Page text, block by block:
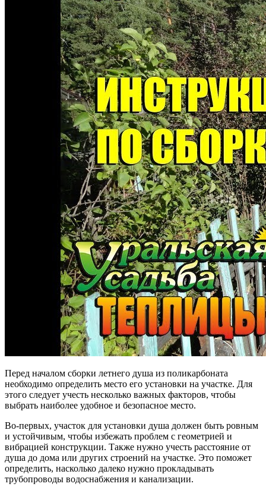
Перед началом сборки летнего душа из поликарбоната
необходимо определить место его установки на участке. Для
этого следует учесть несколько важных факторов, чтобы
выбрать наиболее удобное и безопасное место.
Во-первых, участок для установки душа должен быть ровным
и устойчивым, чтобы избежать проблем с геометрией и
вибрацией конструкции. Также нужно учесть расстояние от
душа до дома или других строений на участке. Это поможет
определить, насколько далеко нужно прокладывать
трубопроводы водоснабжения и канализации.